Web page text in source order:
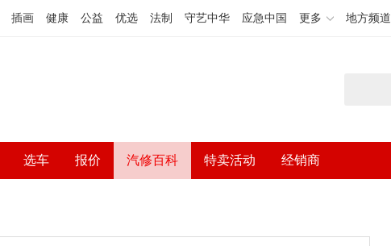
插画 健康 公益 优选 法制 守艺中华 应急中国 更多 地方频道
选车 报价 汽修百科 特卖活动 经销商